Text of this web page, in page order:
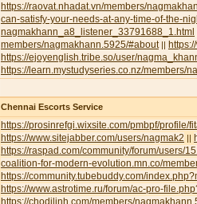
https://raovat.nhadat.vn/members/
can-satisfy-your-needs-at-any-time-of-the-
nagmakhann_a8_listener_33791688_1.html
members/nagmakhann.5925/#about||
https://ejoyenglish.tribe.so/user/
https://learn.mystudyseries.co.nz/members/
Chennai Escorts Service
https://prosinrefgi.wixsite.com/pmbpf/profile/
https://www.sitejabber.com/users/nagmak2 ||
https://raspad.com/community/forum/users/
coalition-for-modern-evolution.mn.co/
https://community.tubebuddy.com/
https://www.astrotime.ru/forum/ac-pro-
https://chodilinh.com/members/